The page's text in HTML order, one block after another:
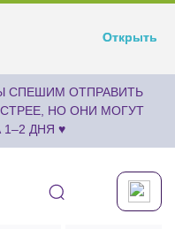
Открыть
СПЕШИМ ОТПРАВИТЬ
НО ОНИ МОГУТ
ДНЯ ♥
Открыть